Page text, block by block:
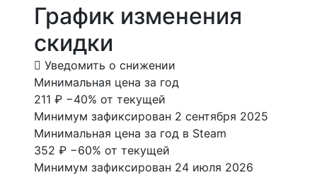
График изменения
скидки
Уведомить о снижении
Минимальная цена за год
211 ₽ −40% от текущей
Минимум зафиксирован 2 сентября 2025
Минимальная цена за год в Steam
352 ₽ −60% от текущей
Минимум зафиксирован 24 июля 2026